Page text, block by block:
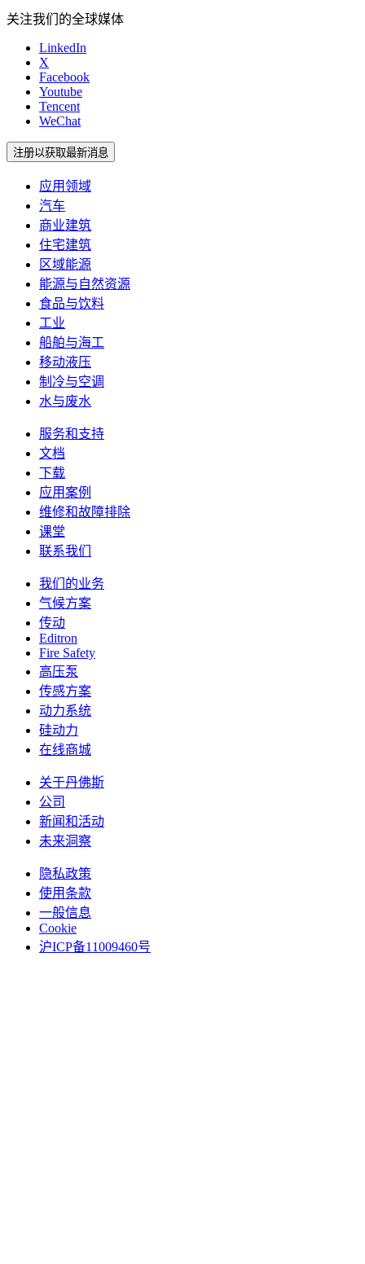
关注我们的全球媒体
LinkedIn
X
Facebook
Youtube
Tencent
WeChat
注册以获取最新消息
应用领域
汽车
商业建筑
住宅建筑
区域能源
能源与自然资源
食品与饮料
工业
船舶与海工
移动液压
制冷与空调
水与废水
服务和支持
文档
下载
应用案例
维修和故障排除
课堂
联系我们
我们的业务
气候方案
传动
Editron
Fire Safety
高压泵
传感方案
动力系统
硅动力
在线商城
关于丹佛斯
公司
新闻和活动
未来洞察
隐私政策
使用条款
一般信息
Cookie
沪ICP备11009460号